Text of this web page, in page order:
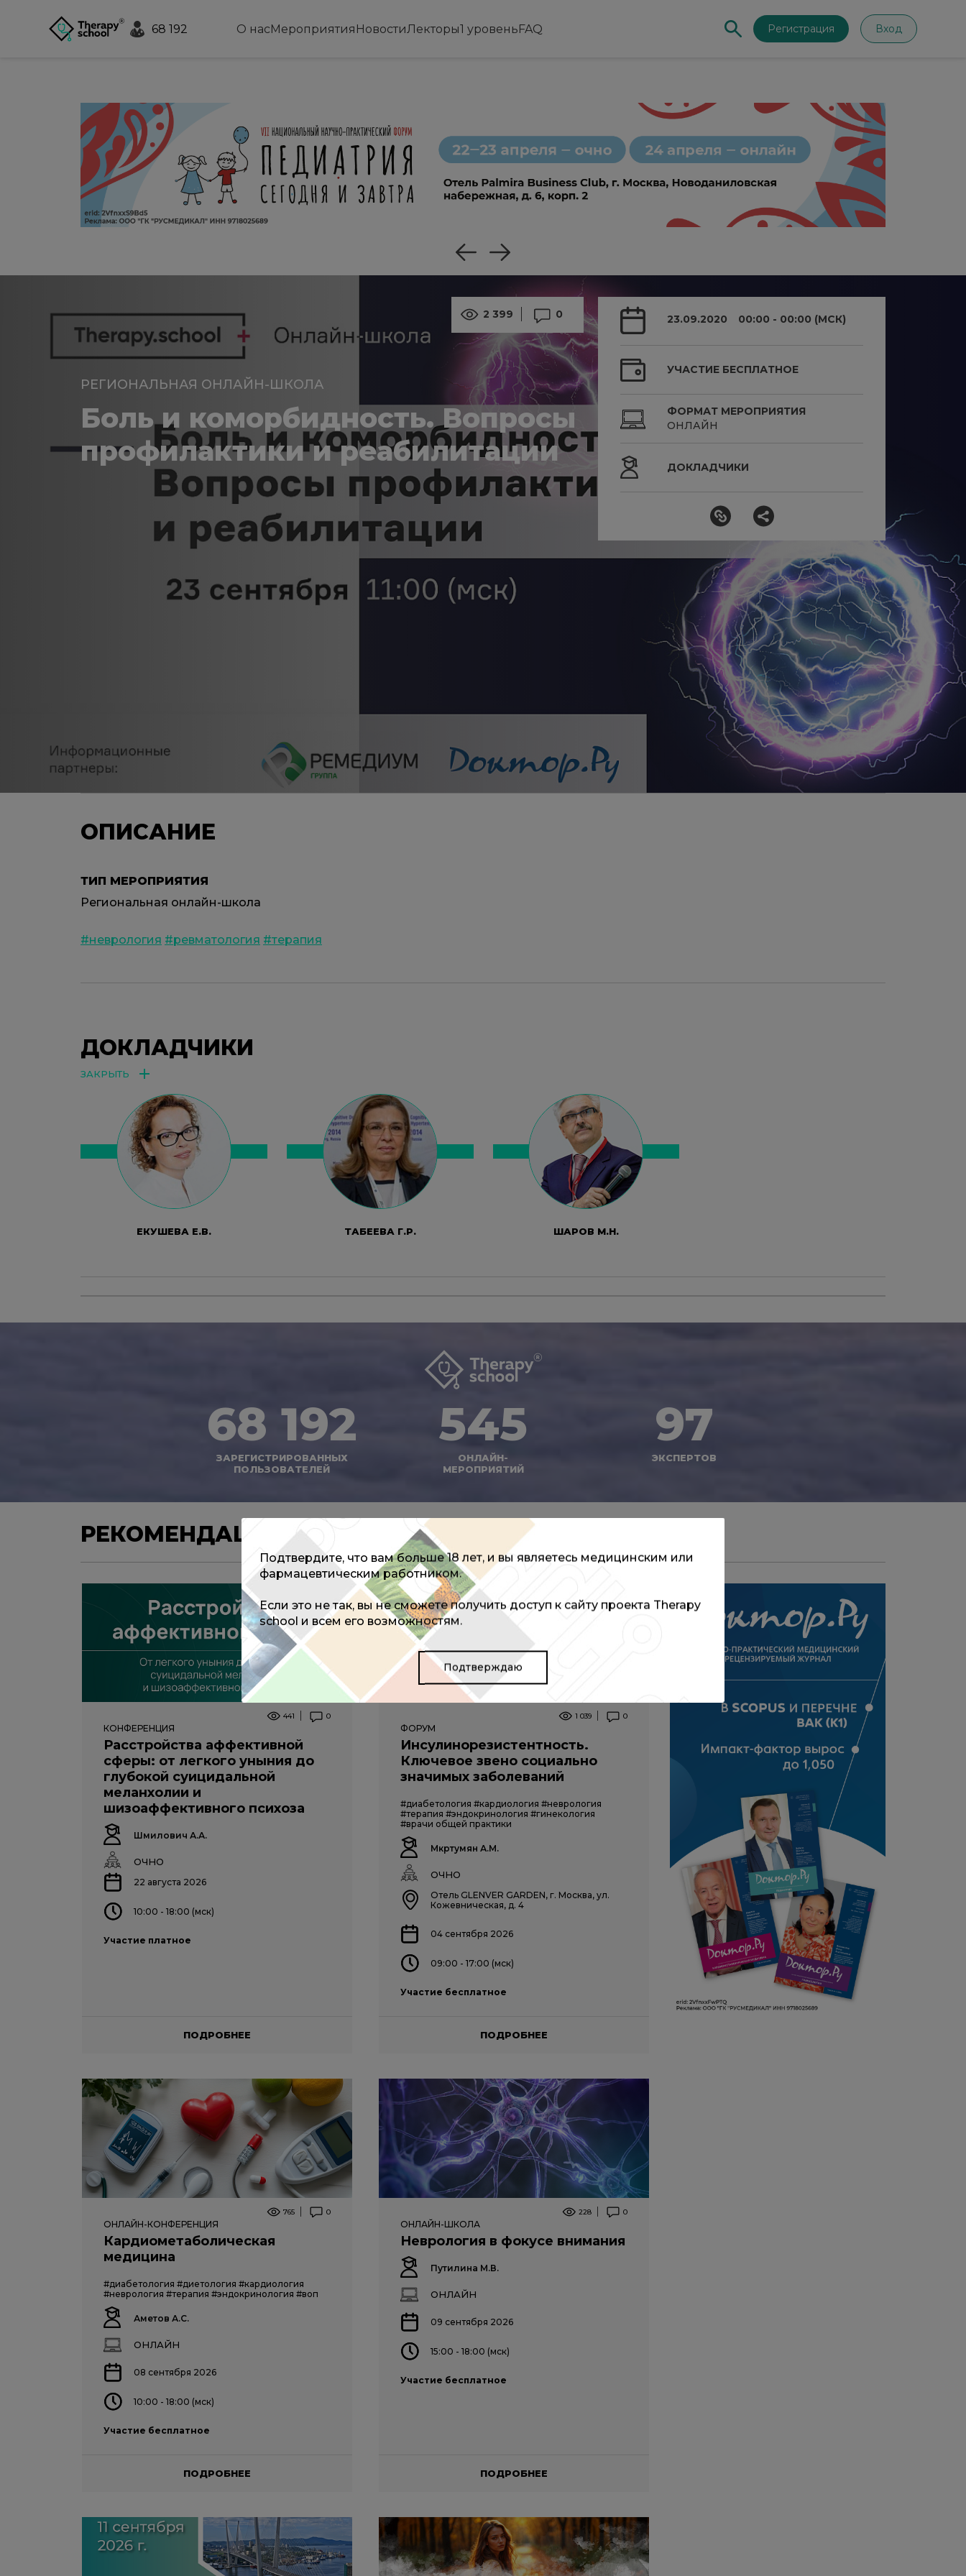
68 192 О насМероприятия НовостиЛекторы1 уровеньFAQ Регистрация Вход
2 399 0
РЕГИОНАЛЬНАЯ ОНЛАЙН-ШКОЛА
Боль и коморбидность. Вопросы
профилактики и реабилитации
23.09.2020 00:00 - 00:00 (МСК)
УЧАСТИЕ БЕСПЛАТНОЕ
ФОРМАТ МЕРОПРИЯТИЯ
ОНЛАЙН
ДОКЛАДЧИКИ
ОПИСАНИЕ
ТИП МЕРОПРИЯТИЯ
Региональная онлайн-школа
#неврология #ревматология #терапия
ДОКЛАДЧИКИ
ЗАКРЫТЬ
ЕКУШЕВА Е.В. ТАБЕЕВА Г.Р. ШАРОВ М.Н.
68 192
ЗАРЕГИСТРИРОВАННЫХ
ПОЛЬЗОВАТЕЛЕЙ
545
ОНЛАЙН-
МЕРОПРИЯТИЙ
97
ЭКСПЕРТОВ
РЕКОМЕНДАЦИИ
441 0
КОНФЕРЕНЦИЯ
Расстройства аффективной
сферы: от легкого уныния до
глубокой суицидальной
меланхолии и
шизоаффективного психоза
Шмилович А.А.
ОЧНО
22 августа 2026
10:00 - 18:00 (мск)
Участие платное
ПОДРОБНЕЕ
1 039 0
ФОРУМ
Инсулинорезистентность.
Ключевое звено социально
значимых заболеваний
#диабетология #кардиология #неврология
#терапия #эндокринология #гинекология
#врачи общей практики
Мкртумян А.М.
ОЧНО
Отель GLENVER GARDEN, г. Москва, ул.
Кожевническая, д. 4
04 сентября 2026
09:00 - 17:00 (мск)
Участие бесплатное
ПОДРОБНЕЕ
765 0
ОНЛАЙН-КОНФЕРЕНЦИЯ
Кардиометаболическая
медицина
#диабетология #диетология #кардиология
#неврология #терапия #эндокринология #воп
Аметов А.С.
ОНЛАЙН
08 сентября 2026
10:00 - 18:00 (мск)
Участие бесплатное
ПОДРОБНЕЕ
228 0
ОНЛАЙН-ШКОЛА
Неврология в фокусе внимания
Путилина М.В.
ОНЛАЙН
09 сентября 2026
15:00 - 18:00 (мск)
Участие бесплатное
ПОДРОБНЕЕ
Подтвердите, что вам больше 18 лет, и вы являетесь медицинским или
фармацевтическим работником.
Если это не так, вы не сможете получить доступ к сайту проекта Therapy
school и всем его возможностям.
Подтверждаю